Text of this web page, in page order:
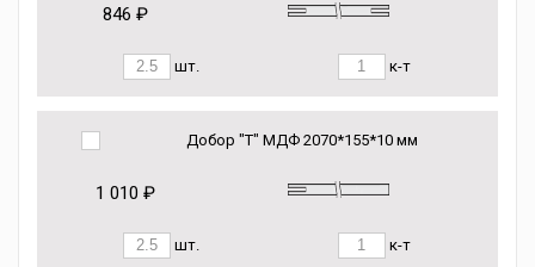
846 ₽
шт. к-т
Добор "Т" МДФ 2070*155*10 мм
1 010 ₽
шт. к-т